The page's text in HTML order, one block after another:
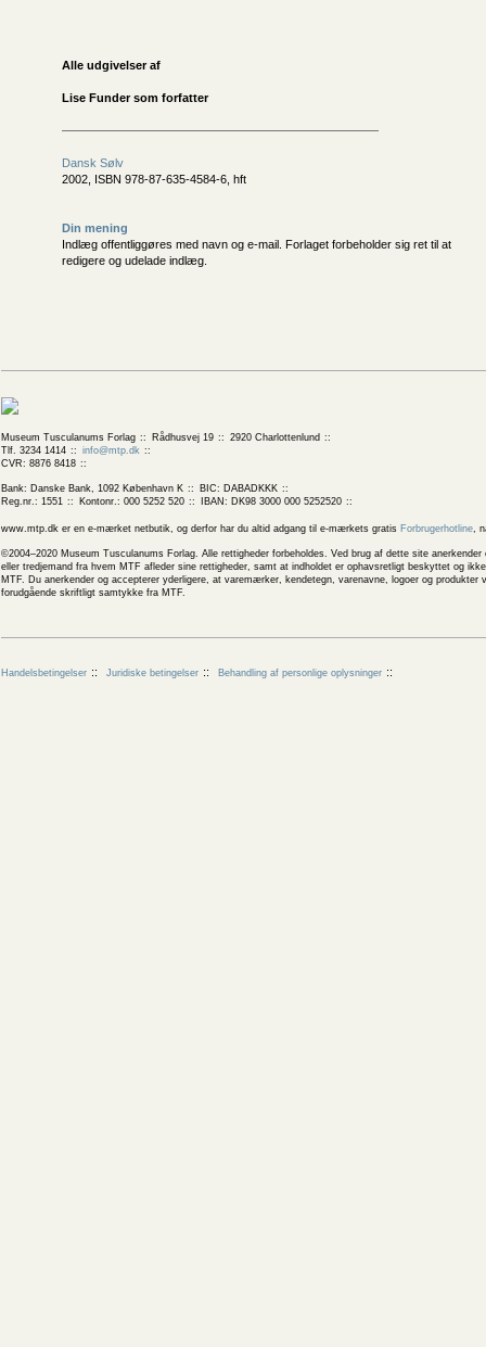
Alle udgivelser af
Lise Funder som forfatter
Dansk Sølv
2002, ISBN 978-87-635-4584-6, hft
Din mening
Indlæg offentliggøres med navn og e-mail. Forlaget forbeholder sig ret til at
redigere og udelade indlæg.
Museum Tusculanums Forlag Rådhusvej 19
2920 Charlottenlund
Tlf. 3234 1414
info@mtp.dk
CVR: 8876 8418
Bank: Danske Bank, 1092 København K
BIC: DABADKKK
Reg.nr.: 1551
Kontonr.: 000 5252 520 IBAN: DK98 3000 000 5252520
www.mtp.dk er en e-mærket netbutik, og derfor har du altid adgang til e-mærkets gratis Forbrugerhotline,
©2004–2020 Museum Tusculanums Forlag. Alle rettigheder forbeholdes. Ved brug af dette site
eller tredjemand fra hvem MTF afleder sine rettigheder, samt at indholdet er ophavsretligt beskyttet og
MTF. Du anerkender og accepterer yderligere, at varemærker, kendetegn, varenavne, logoer og
forudgående skriftligt samtykke fra MTF.
Handelsbetingelser Juridiske betingelser Behandling af personlige oplysninger